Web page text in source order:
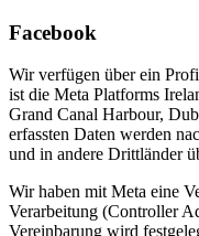
Facebook
Wir verfügen über ein
ist die Meta Platforms
Grand Canal Harbour,
erfassten Daten werden
und in andere Drittländer
Wir haben mit Meta eine
Verarbeitung (Controller
Vereinbarung wird